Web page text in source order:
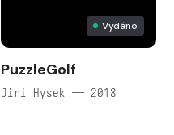
Vydáno
PuzzleGolf
Jiri Hysek — 2018